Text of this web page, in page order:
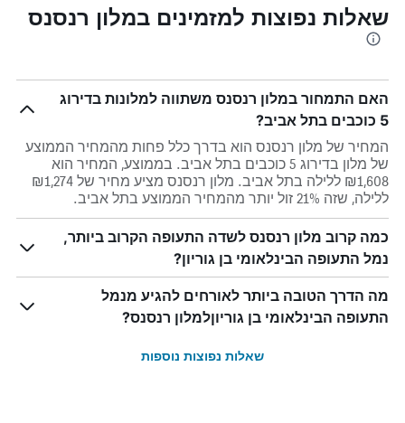
שאלות נפוצות למזמינים במלון רנסנס
האם התמחור במלון רנסנס משתווה למלונות בדירוג
5 כוכבים בתל אביב?
המחיר של מלון רנסנס הוא בדרך כלל פחות מהמחיר הממוצע
של מלון בדירוג 5 כוכבים בתל אביב. בממוצע, המחיר הוא
₪1,608 ללילה בתל אביב. מלון רנסנס מציע מחיר של ₪1,274
ללילה, שזה 21% זול יותר מהמחיר הממוצע בתל אביב.
כמה קרוב מלון רנסנס לשדה התעופה הקרוב ביותר,
נמל התעופה הבינלאומי בן גוריון?
מה הדרך הטובה ביותר לאורחים להגיע מנמל
התעופה הבינלאומי בן גוריוןלמלון רנסנס?
שאלות נפוצות נוספות